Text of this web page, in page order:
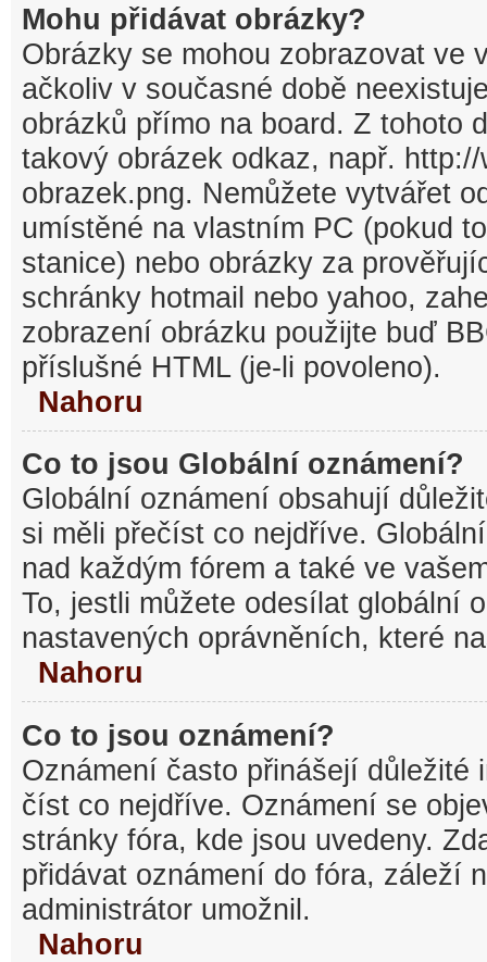
Mohu přidávat obrázky?
Obrázky se mohou zobrazovat ve
ačkoliv v současné době
obrázků přímo na board. Z tohoto
takový obrázek odkaz, např.
obrazek.png. Nemůžete vytvářet
umístěné na vlastním PC (pokud
stanice) nebo obrázky za
schránky hotmail nebo yahoo,
zobrazení obrázku použijte buď
příslušné HTML (je-li povoleno).
Nahoru
Co to jsou Globální oznámení?
Globální oznámení obsahují
si měli přečíst co nejdříve.
nad každým fórem a také ve
To, jestli můžete odesílat globální
nastavených oprávněních, které
Nahoru
Co to jsou oznámení?
Oznámení často přinášejí důležité
číst co nejdříve. Oznámení se
stránky fóra, kde jsou uvedeny.
přidávat oznámení do fóra, záleží
administrátor umožnil.
Nahoru